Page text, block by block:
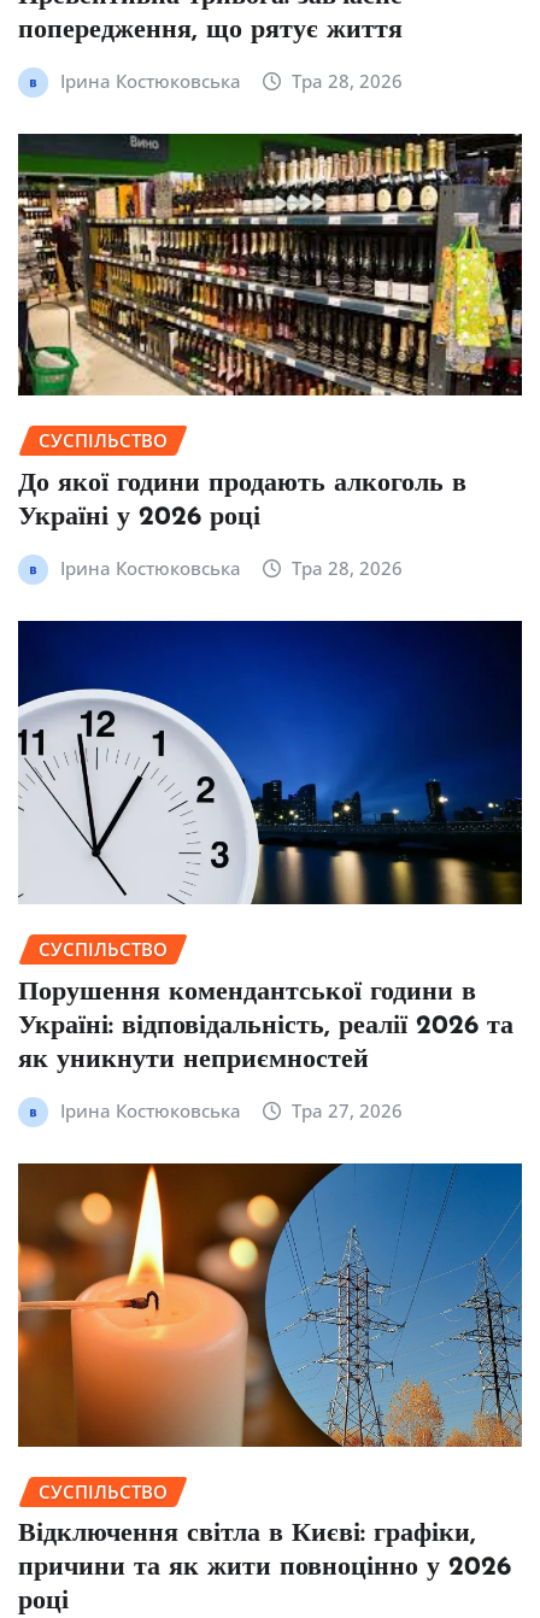
попередження, що рятує життя
Ірина Костюковська Тра 28, 2026
СУСПІЛЬСТВО
До якої години продають алкоголь в
Україні у 2026 році
Ірина Костюковська Тра 28, 2026
СУСПІЛЬСТВО
Порушення комендантської години в
Україні: відповідальність, реалії 2026 та
як уникнути неприємностей
Ірина Костюковська Тра 27, 2026
СУСПІЛЬСТВО
Відключення світла в Києві: графіки,
причини та як жити повноцінно у 2026
році